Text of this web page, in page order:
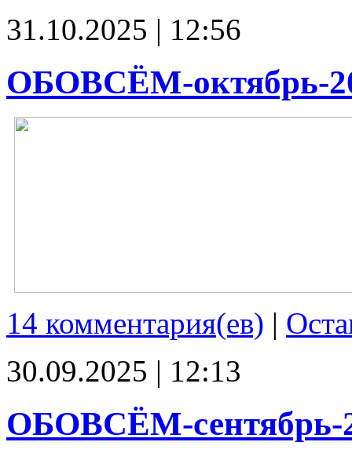
31.10.2025 | 12:56
ОБОВСЁМ-октябрь-
14 комментария(ев) |
30.09.2025 | 12:13
ОБОВСЁМ-сентябрь-